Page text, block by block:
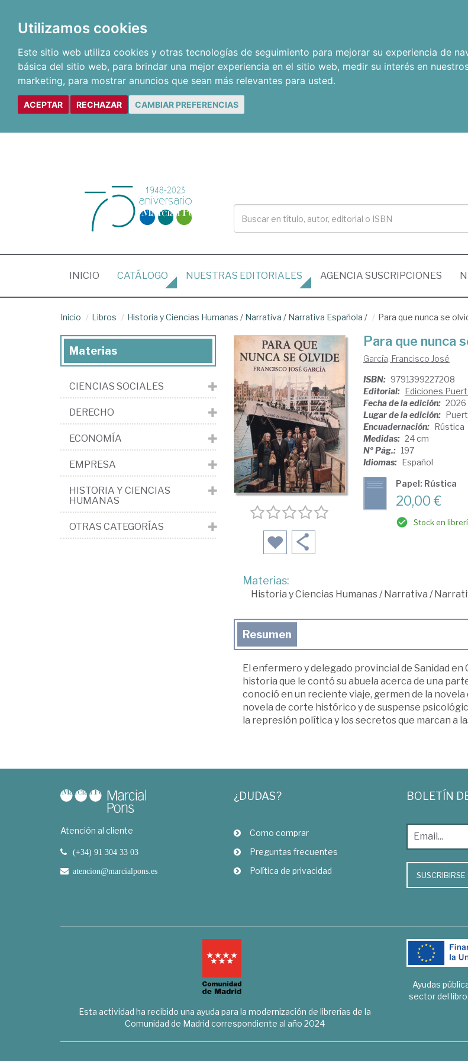
Utilizamos cookies
Este sitio web utiliza cookies y otras tecnologías de seguimiento para mejorar su experiencia de
básica del sitio web, para brindar una mejor experiencia en el sitio web, medir su interés en
marketing, para mostrar anuncios que sean más relevantes para usted.
ACEPTAR RECHAZAR CAMBIAR PREFERENCIAS
INICIO (CURRENT)
CATÁLOGO NUESTRAS EDITORIALES AGENCIA SUSCRIPCIONES
Inicio Libros Historia y Ciencias Humanas / Narrativa / Narrativa Española / Para que nunca se
Para que nunca
García, Francisco José
ISBN: 9791399227208
Editorial: Ediciones
Fecha de la edición: 2026
Lugar de la edición:
Encuadernación: Rústica
Medidas: 24 cm
Nº Pág.: 197
Idiomas: Español
Papel: Rústica
20,00 €
Stock en
Materias:
Historia y Ciencias Humanas/Narrativa /
Resumen
El enfermero y delegado provincial de Sanidad en
historia que le contó su abuela acerca de una
conoció en un reciente viaje, germen de la novela
novela de corte histórico y de suspense
la represión política y los secretos que marcan a
Materias
CIENCIAS SOCIALES
DERECHO
ECONOMÍA
EMPRESA
HISTORIA Y CIENCIAS
HUMANAS
OTRAS CATEGORÍAS
Atención al cliente
(+34) 91 304 33 03
atencion@marcialpons.es
¿DUDAS?
Como comprar
Preguntas frecuentes
Política de privacidad
BOLETÍN
SUSCRIBIRSE
Esta actividad ha recibido una ayuda para la modernización de librerías de la
Comunidad de Madrid correspondiente al año 2024
Ayudas
sector del libro